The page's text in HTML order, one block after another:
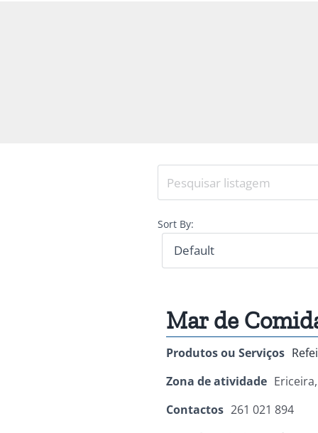
Sort By:
Mar de
Produtos ou Serviços
Zona de atividade
Contactos 261 021 894